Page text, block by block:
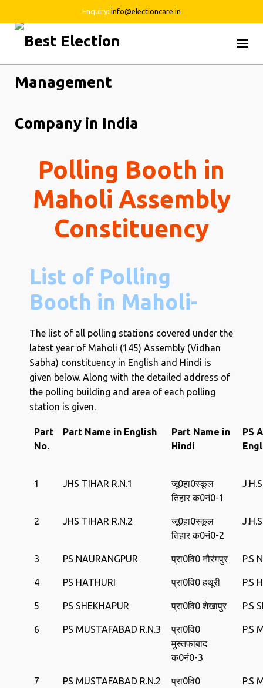
Enquiry: info@electioncare.in
Skip
Polling Booth in
Maholi Assembly
Constituency
List of Polling
Booth in Maholi-
The list of all polling stations covered under the
latest year of Maholi (145) Assembly (Vidhan
Sabha) constituency in English and Hindi is
given below. Along with the detailed address of
the polling building and area of ​​each polling
station is given.
Part
No.
Part Name in English
Part Name in
Hindi
PS
1 JHS TIHAR R.N.1
जू0हा0‍स्‍कूल
तिहार क0नं0-1
2 JHS TIHAR R.N.2
जू0हा0‍स्‍कूल
तिहार क0नं0-2
3 PS NAURANGPUR प्रा0वि0 नौरंगपुर P.S
4 PS HATHURI प्रा0वि0 हथूरी P.S
5 PS SHEKHAPUR प्रा0वि0 शेखापुर P.S
6 PS MUSTAFABAD R.N.3
प्रा0वि0
मुस्‍तफाबाद
क0नं0-3
P.S
7 PS MUSTAFABAD R.N.2
प्रा0वि0
P.S